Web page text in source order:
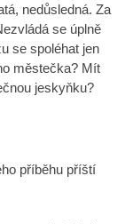
nedůsledná. Za
se úplně
se spoléhat jen
městečka? Mít
jeskyňku?
příběhu příští